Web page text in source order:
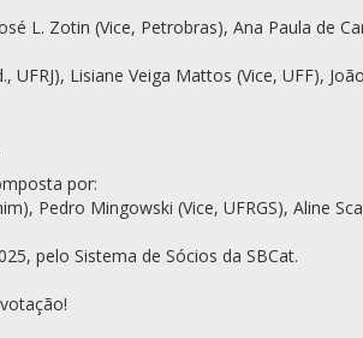
L. Zotin (Vice, Petrobras), Ana Paula de
Lisiane Veiga Mattos (Vice, UFF),
por:
Pedro Mingowski (Vice, UFRGS), Aline
pelo Sistema de Sócios da SBCat.